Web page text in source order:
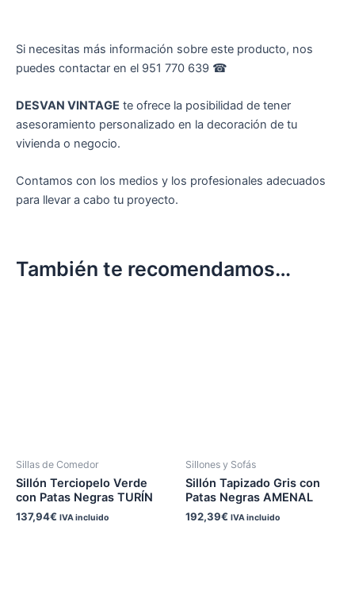
Si necesitas más información sobre este producto, nos
puedes contactar en el 951 770 639 ☎︎
DESVAN VINTAGE te ofrece la posibilidad de tener
asesoramiento personalizado en la decoración de tu
vivienda o negocio.
Contamos con los medios y los profesionales adecuados
para llevar a cabo tu proyecto.
También te recomendamos…
Sillas de Comedor
Sillón Terciopelo Verde
con Patas Negras TURÍN
137,94€ IVA incluido
Sillones y Sofás
Sillón Tapizado Gris con
Patas Negras AMENAL
192,39€ IVA incluido